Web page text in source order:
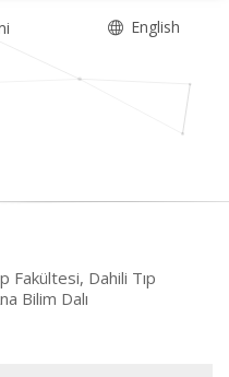
English
Fakültesi, Dahili Tıp
Bilim Dalı